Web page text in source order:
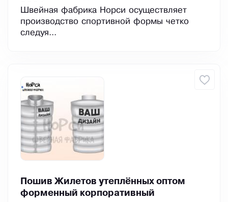
Швейная фабрика Норси осуществляет
производство спортивной формы четко
следуя...
Пошив Жилетов утеплённых оптом
форменный корпоративный